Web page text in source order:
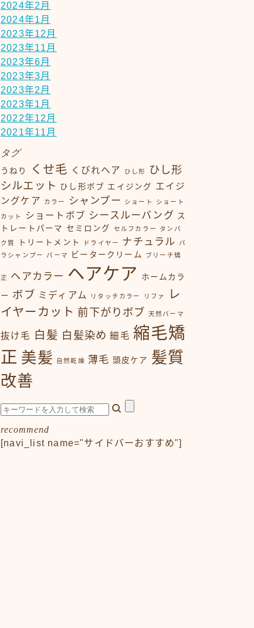
2024年2月
2024年1月
2023年12月
2023年11月
2023年6月
2023年3月
2023年2月
2023年1月
2022年12月
2021年11月
タグ
うねり くせ毛 くびれヘア ひし形
ひし形
シルエット ひし形ボブ エイジング エイジ
ングケア
カラー シャンプー ショート ショート
カット ショートボブ シースルーバング ス
トレートパーマ セミロング セルフカラー
タンパ
ク質
トリートメント ドライヤー ナチュラル
パ
ラシャンプー
パーマ ビータークリーム ブリーチ矯
正 ヘアカラー ヘアケア ホームカラ
ー ボブ ミディアム リタッチカラー リファ
レ
イヤーカット 前下がりボブ 天然パーマ
抜け毛 白髪 白髪染め 細毛 縮毛矯
正 美髪 自然乾燥 薄毛 頭皮ケア 髪質
改善
recommend
[navi_list name="サイドバーおすすめ"]